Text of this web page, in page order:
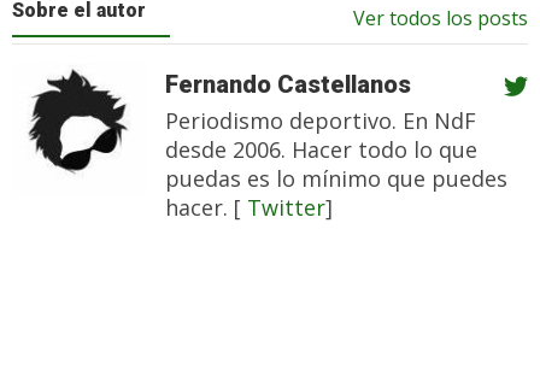
Sobre el autor Ver todos los posts
Fernando Castellanos
Periodismo deportivo. En NdF
desde 2006. Hacer todo lo que
puedas es lo mínimo que puedes
hacer. [ Twitter]